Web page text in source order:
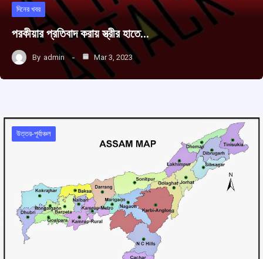
দিনের খবর
পরকীয়ার প্রতিবাদ করায় স্ত্রীর হাতে…
By admin Mar 3, 2023
উত্তর-পূর্বাঞ্চল